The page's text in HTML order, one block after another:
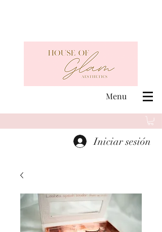
Menu
Iniciar sesión